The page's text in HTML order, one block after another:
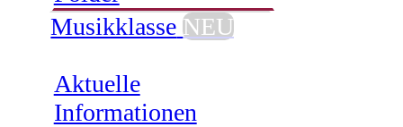
Musikklasse NEU
Aktuelle
Informationen